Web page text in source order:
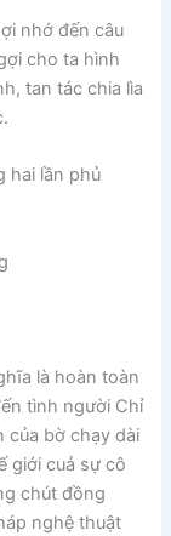
nhớ đến câu
cho ta hình
tan tác chia lìa
hai lần phủ
là hoàn toàn
tình người Chỉ
của bờ chạy dài
giới cuả sự cô
chút đồng
nghệ thuật